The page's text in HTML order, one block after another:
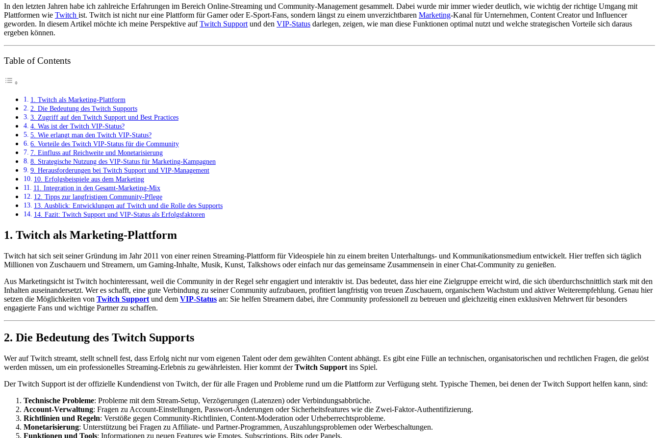
In den letzten Jahren habe ich zahlreiche Erfahrungen im Bereich Online-Streaming und Community-Management gesammelt. Dabei wurde mir immer wieder deutlich, wie wichtig der richtige Umgang mit
Plattformen wie Twitch ist. Twitch ist nicht nur eine Plattform für Gamer oder E-Sport-Fans, sondern längst zu einem unverzichtbaren Marketing-Kanal für Unternehmen, Content Creator und Influencer
geworden. In diesem Artikel möchte ich meine Perspektive aufTwitch Support und den VIP-Status darlegen, zeigen, wie man diese Funktionen optimal nutzt und welche strategischen Vorteile sich daraus
ergeben können.
Table of Contents
1. Twitch als Marketing-Plattform
2. Die Bedeutung des Twitch Supports
3. Zugriff auf den Twitch Support und Best Practices
4. Was ist der Twitch VIP-Status?
5. Wie erlangt man den Twitch VIP-Status?
6. Vorteile des Twitch VIP-Status für die Community
7. Einfluss auf Reichweite und Monetarisierung
8. Strategische Nutzung des VIP-Status für Marketing-Kampagnen
9. Herausforderungen bei Twitch Support und VIP-Management
10. Erfolgsbeispiele aus dem Marketing
11. Integration in den Gesamt-Marketing-Mix
12. Tipps zur langfristigen Community-Pflege
13. Ausblick: Entwicklungen auf Twitch und die Rolle des Supports
14. Fazit: Twitch Support und VIP-Status als Erfolgsfaktoren
1. Twitch als Marketing-Plattform
Twitch hat sich seit seiner Gründung im Jahr 2011 von einer reinen Streaming-Plattform für Videospiele hin zu einem breiten Unterhaltungs- und Kommunikationsmedium entwickelt. Hier treffen sich täglich
Millionen von Zuschauern und Streamern, um Gaming-Inhalte, Musik, Kunst, Talkshows oder einfach nur das gemeinsame Zusammensein in einer Chat-Community zu genießen.
Aus Marketingsicht ist Twitch hochinteressant, weil die Community in der Regel sehr engagiert und interaktiv ist. Das bedeutet, dass hier eine Zielgruppe erreicht wird, die sich überdurchschnittlich stark mit den
Inhalten auseinandersetzt. Wer es schafft, eine gute Verbindung zu seiner Community aufzubauen, profitiert langfristig von treuen Zuschauern, organischem Wachstum und aktiver Weiterempfehlung. Genau hier
setzen die Möglichkeiten von Twitch Support und dem VIP-Status an: Sie helfen Streamern dabei, ihre Community professionell zu betreuen und gleichzeitig einen exklusiven Mehrwert für besonders
engagierte Fans und wichtige Partner zu schaffen.
2. Die Bedeutung des Twitch Supports
Wer auf Twitch streamt, stellt schnell fest, dass Erfolg nicht nur vom eigenen Talent oder dem gewählten Content abhängt. Es gibt eine Fülle an technischen, organisatorischen und rechtlichen Fragen, die gelöst
werden müssen, um ein professionelles Streaming-Erlebnis zu gewährleisten. Hier kommt derTwitch Support ins Spiel.
Der Twitch Support ist der offizielle Kundendienst von Twitch, der für alle Fragen und Probleme rund um die Plattform zur Verfügung steht. Typische Themen, bei denen der Twitch Support helfen kann, sind:
Technische Probleme: Probleme mit dem Stream-Setup, Verzögerungen (Latenzen) oder Verbindungsabbrüche.
Account-Verwaltung: Fragen zu Account-Einstellungen, Passwort-Änderungen oder Sicherheitsfeatures wie die Zwei-Faktor-Authentifizierung.
Richtlinien und Regeln: Verstöße gegen Community-Richtlinien, Content-Moderation oder Urheberrechtsprobleme.
Monetarisierung: Unterstützung bei Fragen zu Affiliate- und Partner-Programmen, Auszahlungsproblemen oder Werbeschaltungen.
Funktionen und Tools: Informationen zu neuen Features wie Emotes, Subscriptions, Bits oder Panels.